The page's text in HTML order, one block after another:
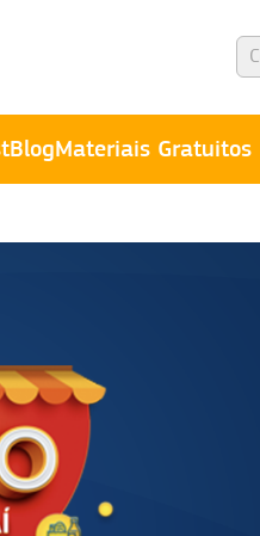
BlogMateriais Gratuitos